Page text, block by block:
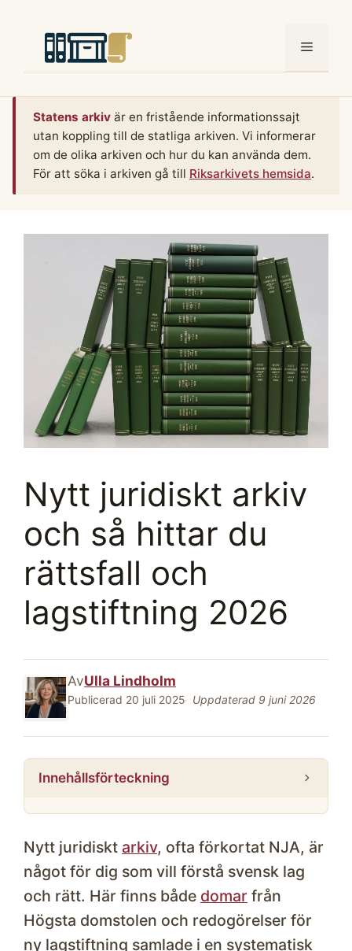
innehåll
Meny
Statens arkiv är en fristående informationssajt
utan koppling till de statliga arkiven. Vi informerar
om de olika arkiven och hur du kan använda dem.
För att söka i arkiven gå till Riksarkivets hemsida.
Nytt juridiskt arkiv
och så hittar du
rättsfall och
lagstiftning 2026
AvUlla Lindholm
Publicerad 20 juli 2025 Uppdaterad 9 juni 2026
Innehållsförteckning
Nytt juridiskt arkiv, ofta förkortat NJA, är
något för dig som vill förstå svensk lag
och rätt. Här finns både domar från
Högsta domstolen och redogörelser för
ny lagstiftning samlade i en systematisk